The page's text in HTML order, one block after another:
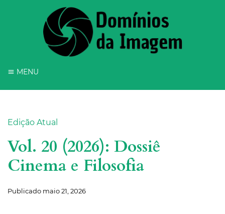
MENU
Edição Atual
Vol. 20 (2026): Dossiê
Cinema e Filosofia
Publicado maio 21, 2026